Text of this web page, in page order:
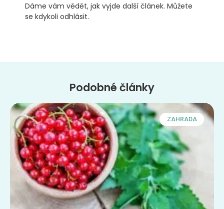
Dáme vám vědět, jak vyjde další článek. Můžete
se kdykoli odhlásit.
Podobné články
ZAHRADA